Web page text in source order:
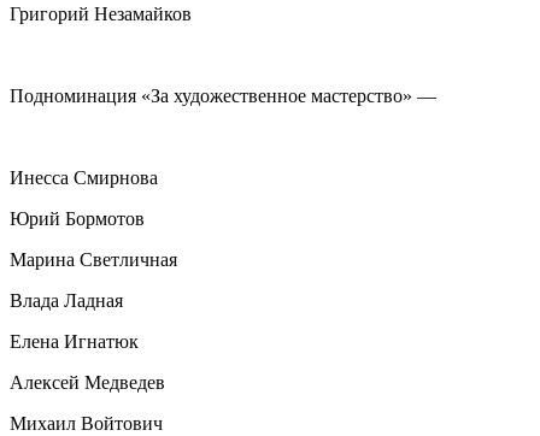
Григорий Незамайков
Подноминация «За художественное мастерство» —
Инесса Смирнова
Юрий Бормотов
Марина Светличная
Влада Ладная
Елена Игнатюк
Алексей Медведев
Михаил Войтович